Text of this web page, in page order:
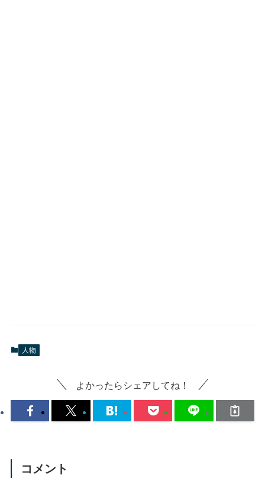
人物
よかったらシェアしてね！
コメント